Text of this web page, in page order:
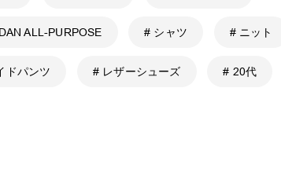
ALL-PURPOSE # シャツ # ニット
ドパンツ # レザーシューズ # 20代